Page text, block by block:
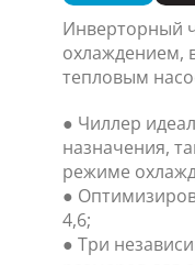
Инверторный
охлаждением,
тепловым
● Чиллер
назначения,
режиме
●
4,6;
● Три